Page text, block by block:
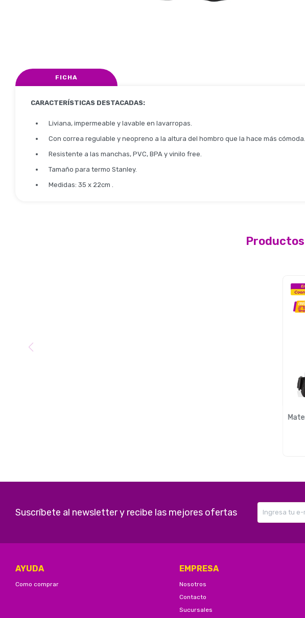
FICHA
CARACTERÍSTICAS DESTACADAS:
Liviana, impermeable y lavable en lavarropas.
Con correa regulable y neopreno a la altura del hombro que la hace más cómoda.
Resistente a las manchas, PVC, BPA y vinilo free.
Tamaño para termo Stanley.
Medidas: 35 x 22cm .
Suscríbete al newsletter y recibe las mejores ofertas
AYUDA
Como comprar
EMPRESA
Nosotros
Contacto
Sucursales